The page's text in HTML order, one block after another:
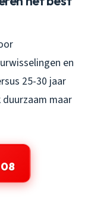
en
25-30 jaar
maar